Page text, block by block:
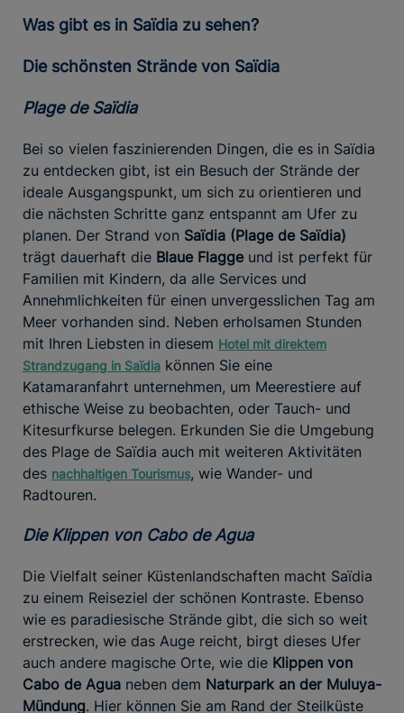
Was gibt es in Saïdia zu sehen?
Die schönsten Strände von Saïdia
Plage de Saïdia
Bei so vielen faszinierenden Dingen, die es in Saïdia
zu entdecken gibt, ist ein Besuch der Strände der
ideale Ausgangspunkt, um sich zu orientieren und
die nächsten Schritte ganz entspannt am Ufer zu
planen. Der Strand von Saïdia (Plage de Saïdia)
trägt dauerhaft die Blaue Flagge und ist perfekt für
Familien mit Kindern, da alle Services und
Annehmlichkeiten für einen unvergesslichen Tag am
Meer vorhanden sind. Neben erholsamen Stunden
mit Ihren Liebsten in diesem Hotel mit direktem
Strandzugang in Saïdia können Sie eine
Katamaranfahrt unternehmen, um Meerestiere auf
ethische Weise zu beobachten, oder Tauch- und
Kitesurfkurse belegen. Erkunden Sie die Umgebung
des Plage de Saïdia auch mit weiteren Aktivitäten
des nachhaltigen Tourismus, wie Wander- und
Radtouren.
Die Klippen von Cabo de Agua
Die Vielfalt seiner Küstenlandschaften macht Saïdia
zu einem Reiseziel der schönen Kontraste. Ebenso
wie es paradiesische Strände gibt, die sich so weit
erstrecken, wie das Auge reicht, birgt dieses Ufer
auch andere magische Orte, wie die Klippen von
Cabo de Agua neben dem Naturpark an der Muluya-
Mündung. Hier können Sie am Rand der Steilküste